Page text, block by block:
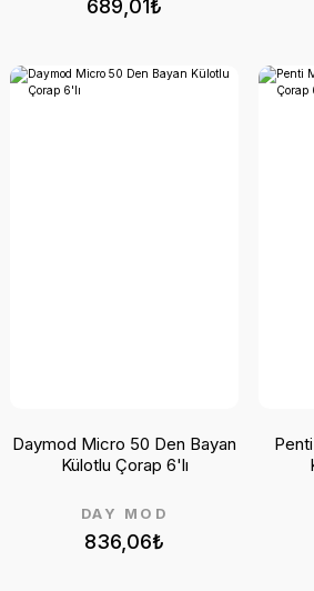
689,01₺
836,06₺
DAY MOD
Daymod Micro 50 Den Bayan
Külotlu Çorap 6'lı